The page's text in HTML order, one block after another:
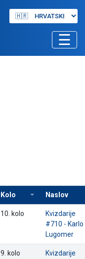
☰
Kolo Naslov
10. kolo
Kvizdarije
#710 - Karlo
Lugomer
9. kolo
Kvizdarije